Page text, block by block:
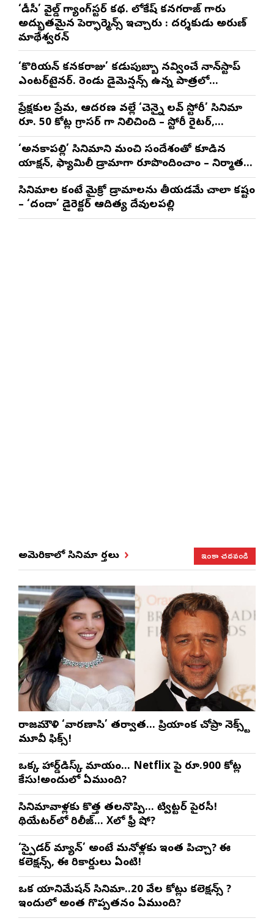
‘డీసీ’ వైల్డ్ గ్యాంగ్‌స్టర్ కథ. లోకేష్ కనగరాజ్ గారు
అద్భుతమైన పెర్ఫార్మెన్స్ ఇచ్చారు : దర్శకుడు అరుణ్
మాథేశ్వరన్
‘కొరియన్ కనకరాజు’ కడుపుబ్బా నవ్వించే నాన్‌స్టాప్
ఎంటర్‌టైనర్. రెండు డైమెన్షన్స్ ఉన్న పాత్రలో
నటించడం చాలా సంతృప్తినిచ్చింది : వరుణ్ తేజ్
ప్రేక్షకుల ప్రేమ, ఆదరణ వల్లే ‘చెన్నై లవ్ స్టోరీ’ సినిమా
రూ. 50 కోట్ల గ్రాసర్ గా నిలిచింది – స్టోరీ రైటర్,
ప్రొడ్యూసర్ సాయి రాజేష్
‘అనకాపల్లి’ సినిమాని మంచి సందేశంతో కూడిన
యాక్షన్, ఫ్యామిలీ డ్రామాగా రూపొందించాం – నిర్మాతలు
త్రినాథరావు నక్కిన, కాండ్రేగుల నాయుడు
సినిమాల కంటే మైక్రో డ్రామాలను తీయడమే చాలా కష్టం
– ‘దందా’ డైరెక్ట‌ర్ ఆదిత్య దేవులపల్లి
అమెరికాలో సినిమా వార్తలు ఇంకా చదవండి
రాజమౌళి ‘వారణాసి’ తర్వాత… ప్రియాంక చోప్రా నెక్స్ట్
మూవీ ఫిక్స్!
ఒక్క హార్డ్‌డిస్క్ మాయం… Netflix పై రూ.900 కోట్ల
కేసు!అందులో ఏముంది?
సినిమావాళ్లకు కొత్త తలనొప్పి… ట్విట్టర్ పైరసీ!
థియేటర్‌లో రిలీజ్… Xలో ఫ్రీ షో?
‘స్పైడర్ మ్యాన్’ అంటే మనోళ్లకు ఇంత పిచ్చా? ఈ
కలెక్షన్స్, ఈ రికార్డులు ఏంటి!
ఒక యానిమేషన్ సినిమా..20 వేల కోట్లు కలెక్షన్స్ ?
ఇందులో అంత గొప్పతనం ఏముంది?